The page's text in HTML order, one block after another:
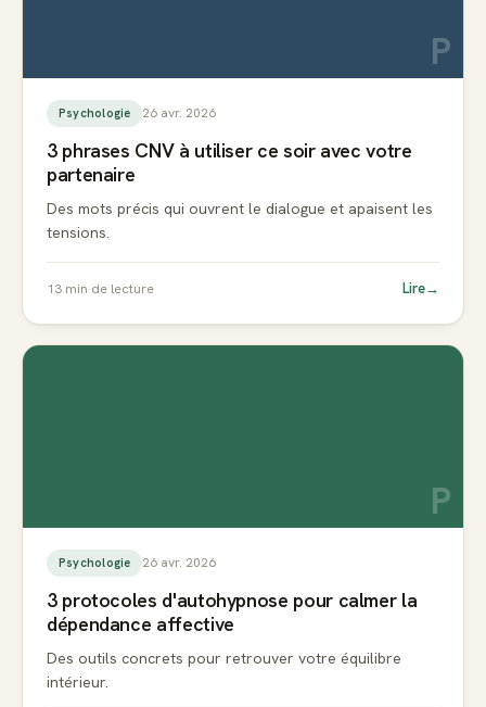
P
Psychologie 26 avr. 2026
3 phrases CNV à utiliser ce soir avec votre
partenaire
Des mots précis qui ouvrent le dialogue et apaisent les
tensions.
13 min de lecture Lire→
P
Psychologie 26 avr. 2026
3 protocoles d'autohypnose pour calmer la
dépendance affective
Des outils concrets pour retrouver votre équilibre
intérieur.